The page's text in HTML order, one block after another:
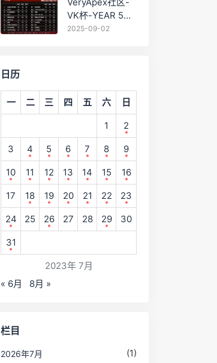
如图:
VK杯-YEAR 5
PRO训练赛
2025-09-02
日历
2023年 7月
一 二 三 四 五 六 日
1 2
3 4 5 6 7 8 9
10 11 12 13 14 15 16
17 18 19 20 21 22 23
24 25 26 27 28 29 30
31
« 6月 8月 »
栏目
2026年7月 (1)